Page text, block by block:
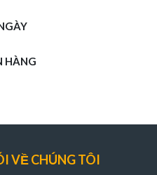
HÀNG
VỀ CHÚNG TÔI